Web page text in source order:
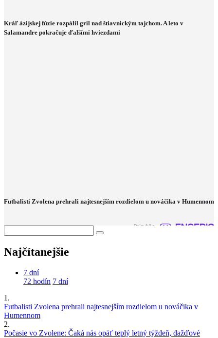
Kráľ ázijskej fúzie rozpálil gril nad štiavnickým tajchom. A leto v
Salamandre pokračuje ďalšími hviezdami
Futbalisti Zvolena prehrali najtesnejším rozdielom u nováčika v Humennom
Najčítanejšie
7 dní
72 hodín 7 dní
1.
Futbalisti Zvolena prehrali najtesnejším rozdielom u nováčika v
Humennom
2.
Počasie vo Zvolene: Čaká nás opäť teplý letný týždeň, dažďové